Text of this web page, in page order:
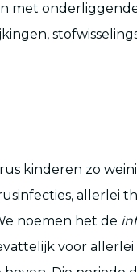
met
kinderen zo
allerlei
noemen het de
voor